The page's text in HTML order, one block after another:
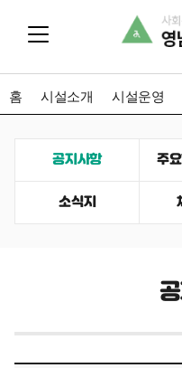
홈 시설소개 시설운영
공지사항 주
소식지